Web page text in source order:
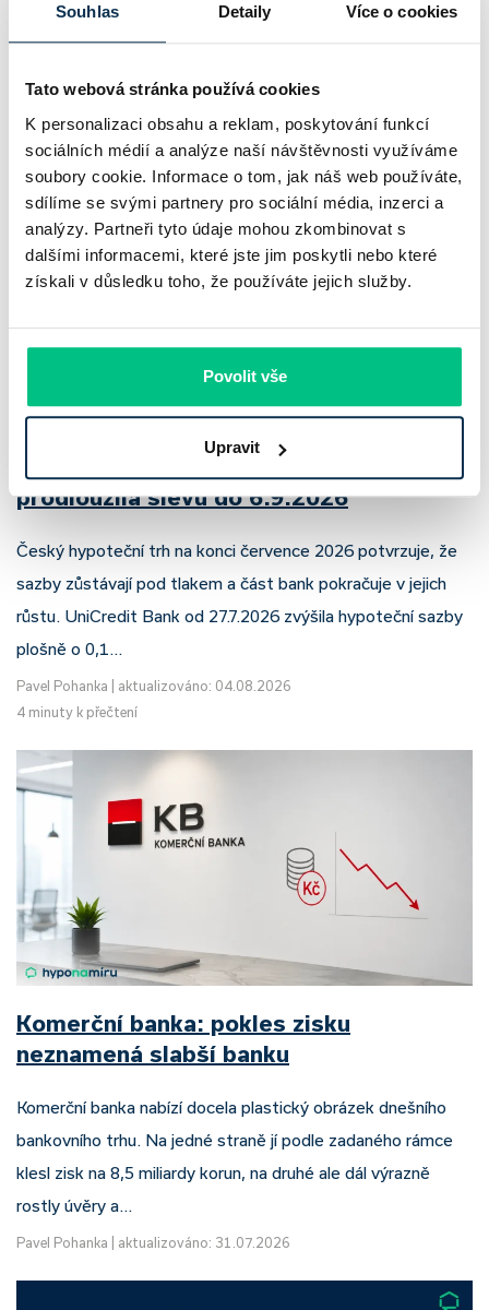
Souhlas Detaily Více o cookies
Tato webová stránka používá cookies
K personalizaci obsahu a reklam, poskytování funkcí
sociálních médií a analýze naší návštěvnosti využíváme
soubory cookie. Informace o tom, jak náš web používáte,
sdílíme se svými partnery pro sociální média, inzerci a
analýzy. Partneři tyto údaje mohou zkombinovat s
dalšími informacemi, které jste jim poskytli nebo které
získali v důsledku toho, že používáte jejich služby.
Povolit vše
Upravit
odolnost. Chaty a chalupy podle čerstvých dat za poslední
a prodejní tempo…
Pavel Pohanka |aktualizováno: 04.08.2026
UniCredit Bank od 27.7.2026 zdražuje
prodloužila slevu do 6.9.2026
Český hypoteční trh na konci července 2026 potvrzuje, že
sazby zůstávají pod tlakem a část bank pokračuje v jejich
růstu. UniCredit Bank od 27.7.2026 zvýšila hypoteční sazby
plošně o 0,1…
Pavel Pohanka
aktualizováno: 04.08.2026
4 minuty k přečtení
Komerční banka: pokles zisku
neznamená slabší banku
Komerční banka nabízí docela plastický obrázek dnešního
bankovního trhu. Na jedné straně jí podle zadaného rámce
klesl zisk na 8,5 miliardy korun, na druhé ale dál výrazně
rostly úvěry a…
Pavel Pohanka aktualizováno: 31.07.2026